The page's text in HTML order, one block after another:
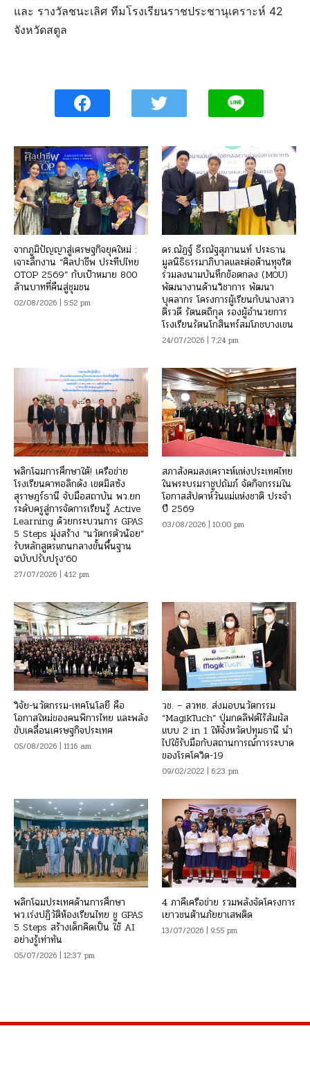
และ รางวัลชนะเลิศ ทีมโรงเรียนราชประชานุเคราะห์ 42
จังหวัดสตูล
จากภูมิปัญญาสู่เศรษฐกิจยุคใหม่ :
เจาะลึกงาน “ศิลปาชีพ ประทีปไทย
OTOP 2569” กับเป้าหมาย 800
ล้านบาทที่คืนสู่ชุมชน
02/08/2026 | 5:52 pm
ดร.ณัฏฐ์ ธีรณัฐสุภานนท์ ประธาน
มูลนิธิธรรมาภิบาลและต่อต้านทุจริต
ร่วมลงนามบันทึกข้อตกลง (MOU)
พัฒนางานด้านวิชาการ พัฒนา
บุคลากร โครงการผู้เรียนกับนางสาว
ติรวดี รัตนตถิกุล รองผู้อำนวยการ
โรงเรียนรัตนโกสินทร์สมโภชบางเขน
24/07/2026 | 7:24 pm
พลิกโฉมการศึกษาใต้! เครือข่าย
โรงเรียนคาทอลิกดัง เขตมิสซัง
สุราษฎร์ธานี จับมือสถาบัน พว.ยก
ระดับครูสู่การจัดการเรียนรู้ Active
Learning ด้วยกระบวนการ GPAS
5 Steps มุ่งสร้าง “นวัตกรตัวน้อย”
รับหลักสูตรแกนกลางขั้นพื้นฐาน
ฉบับปรับปรุง’60
27/07/2026 | 4:12 pm
สภาสังคมสงเคราะห์แห่งประเทศไทย
ในพระบรมราชูปถัมภ์ จัดกิจกรรมใน
โอกาสสัปดาห์วันแม่แห่งชาติ ประจำ
ปี 2569
03/08/2026 | 10:00 pm
วิจัย-นวัตกรรม-เทคโนโลยี คือ
โอกาสใหม่ของคนพิการไทย และพลัง
ขับเคลื่อนเศรษฐกิจประเทศ
05/08/2026 | 11:16 am
วช. – สวทช. ส่งมอบนวัตกรรม
“MagikTuch” ปุ่มกดลิฟต์ไร้สัมผัส
แบบ 2 in 1 ให้จังหวัดปทุมธานี นำ
ไปใช้รับมือกับสถานการณ์การระบาด
ของโรคโควิด-19
09/02/2022 | 6:23 pm
พลิกโฉมประเทศด้านการศึกษา
พว.เร่งปฏิวัติห้องเรียนไทย ชู GPAS
5 Steps สร้างเด็กคิดเป็น ใช้ AI
อย่างรู้เท่าทัน
05/07/2026 | 12:37 pm
4 ภาคีเครือข่าย รวมพลังจัดโครงการ
เยาวชนต้านภัยยาเสพติด
13/07/2026 | 9:55 pm